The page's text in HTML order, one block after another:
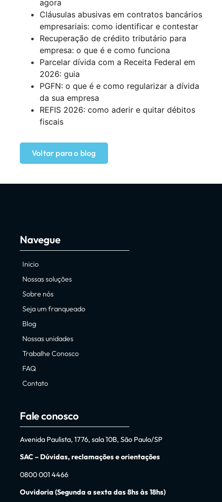
agora
Cláusulas abusivas em contratos bancários
empresariais: como identificar e contestar
Recuperação de crédito tributário para
empresa: o que é e como funciona
Parcelar dívida com a Receita Federal em
2026: guia
PGFN: o que é e como regularizar a dívida
da sua empresa
REFIS 2026: como aderir e quitar débitos
fiscais
Voltar para o blog
Navegue
Inicio
Nossas soluções
Sobre nós
Seja um franqueado
Blog
Nossas unidades
Trabalhe Conosco
FAQ
Contato
Fale conosco
Avenida Paulista, 1776, sala 10B, São Paulo/SP
SAC – Dúvidas, reclamações e orientações
0800 001 4466
Ouvidoria (Segunda a sexta das 8hs às 18hs)